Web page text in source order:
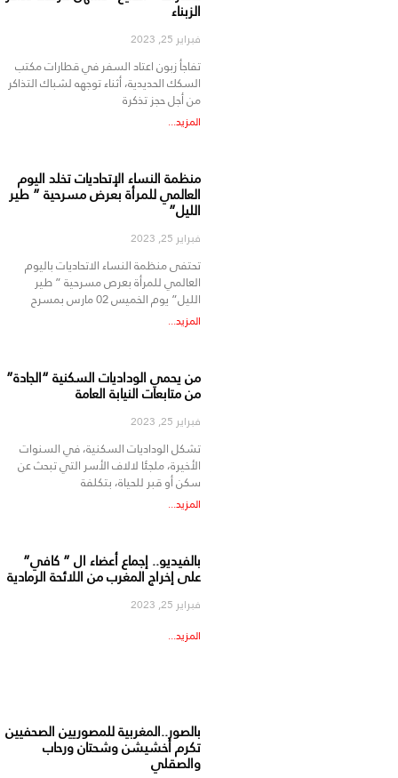
الزبناء
فبراير 25, 2023
تفاجأ زبون اعتاد السفر في قطارات مكتب
السكك الحديدية، أثناء توجهه لشباك التذاكر
من أجل حجز تذكرة
المزيد...
منظمة النساء الإتحاديات تخلد اليوم
العالمي للمرأة بعرض مسرحية ” طير
الليل”
فبراير 25, 2023
تحتفى منظمة النساء الاتحاديات باليوم
العالمي للمرأة بعرص مسرحية ” طير
الليل” يوم الخميس 02 مارس بمسرح
المزيد...
من يحمي الوداديات السكنية “الجادة”
من متابعات النيابة العامة
فبراير 25, 2023
تشكل الوداديات السكنية، في السنوات
الأخيرة، ملجئا لالاف الأسر التي تبحث عن
سكن أو قبر للحياة، بتكلفة
المزيد...
بالفيديو.. إجماع أعضاء ال ” كافي”
على إخراج المغرب من اللائحة الرمادية
فبراير 25, 2023
المزيد...
بالصور..المغربية للمصوريين الصحفيين
تكرم أخشيشن وشحتان ورحاب
والصقلي